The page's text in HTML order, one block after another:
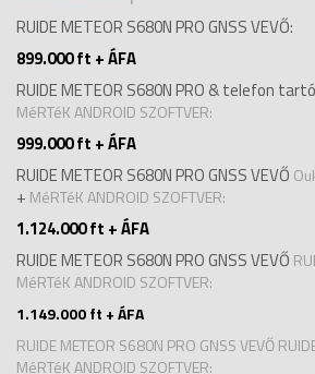
RUIDE METEOR S680N PRO GNSS VEVŐ:
899.000 ft + ÁFA
RUIDE METEOR S680N PRO & telefon
MéRTéK ANDROID SZOFTVER:
999.000 ft + ÁFA
RUIDE METEOR S680N PRO GNSS VEVŐ
+ MéRTéK ANDROID SZOFTVER:
1.124.000 ft + ÁFA
RUIDE METEOR S680N PRO GNSS VEVŐ
MéRTéK ANDROID SZOFTVER:
1.149.000 ft + ÁFA
RUIDE METEOR S680N PRO GNSS VEVŐ
MéRTéK ANDROID SZOFTVER: